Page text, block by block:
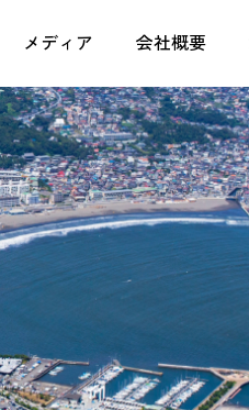
メディア 会社概要